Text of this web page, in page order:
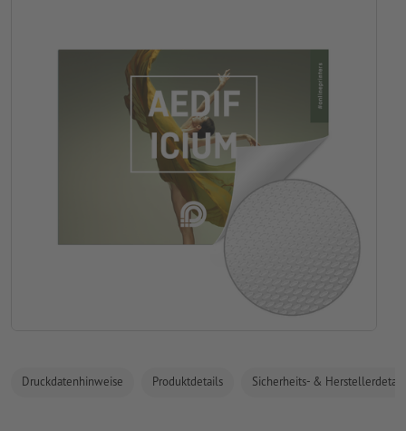
Druckdatenhinweise Produktdetails Sicherheits- &